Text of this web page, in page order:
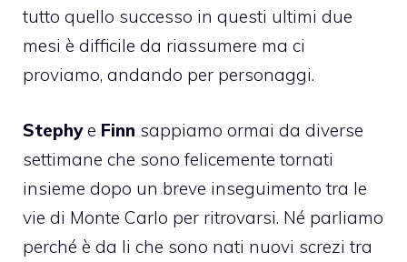
tutto quello successo in questi ultimi due
mesi è difficile da riassumere ma ci
proviamo, andando per personaggi.
Stephye Finn sappiamo ormai da diverse
settimane che sono felicemente tornati
insieme dopo un breve inseguimento tra le
vie di Monte Carlo per ritrovarsi. Né parliamo
perché è da li che sono nati nuovi screzi tra